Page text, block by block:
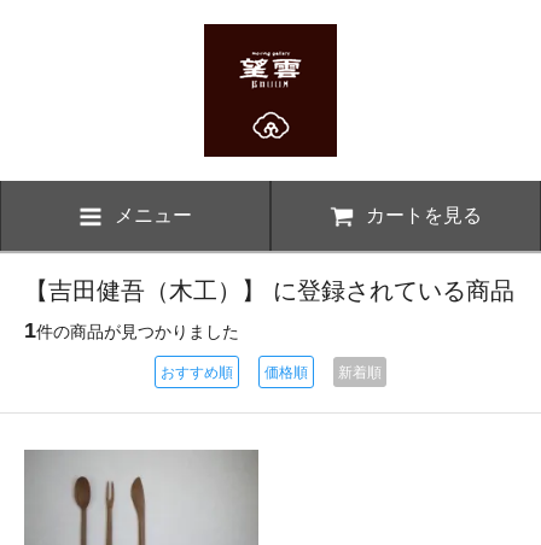
メニュー カートを見る
【吉田健吾（木工）】 に登録されている商品
1件の商品が見つかりました
おすすめ順 価格順 新着順